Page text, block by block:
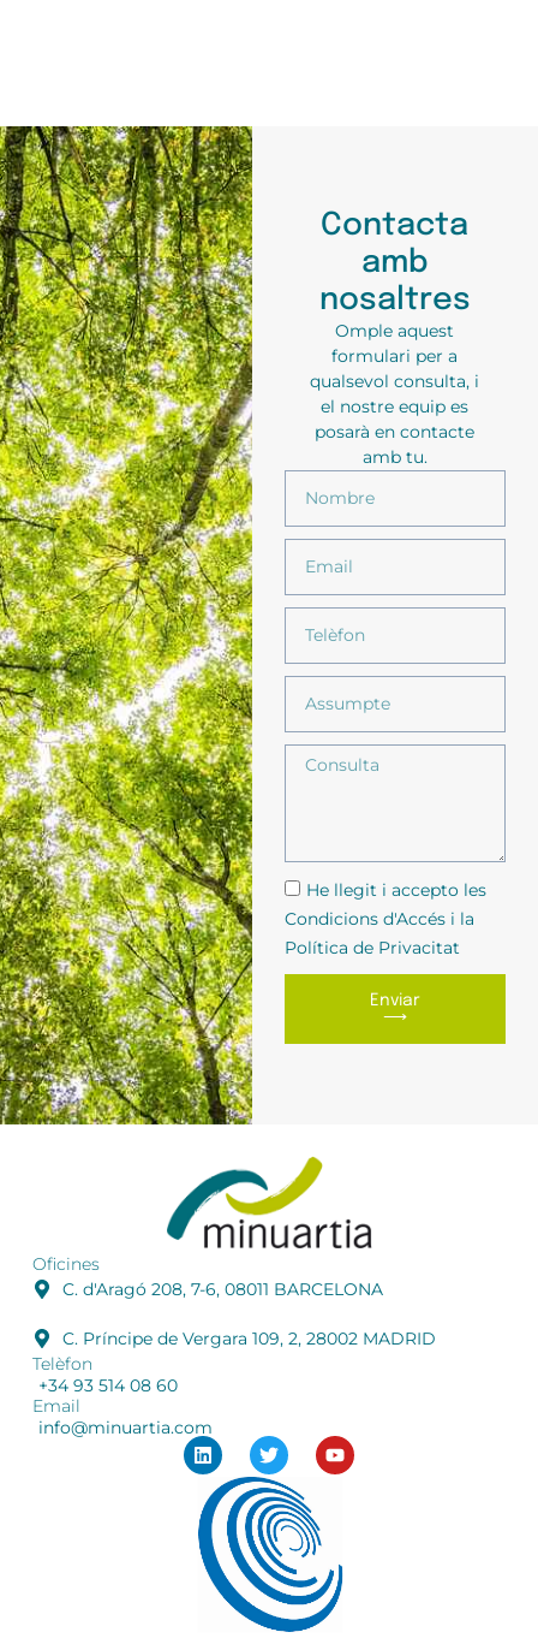
Contacta
amb
nosaltres
Omple aquest
formulari per a
qualsevol consulta, i
el nostre equip es
posarà en contacte
amb tu.
He llegit i accepto les
Condicions d'Accés i la
Política de Privacitat
Enviar
⟶
Oficines
C. d'Aragó 208, 7-6, 08011 BARCELONA
C. Príncipe de Vergara 109, 2, 28002 MADRID
Telèfon
+34 93 514 08 60
Email
info@minuartia.com